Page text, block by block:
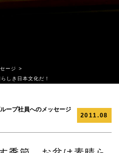
ージ
しき日本文化だ！
ープ社員へのメッセージ
2011.08